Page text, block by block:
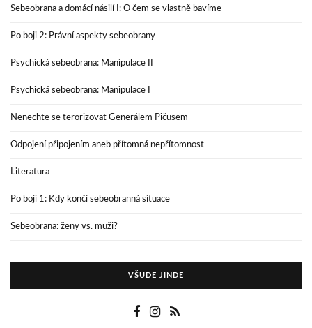
Sebeobrana a domácí násilí I: O čem se vlastně bavíme
Po boji 2: Právní aspekty sebeobrany
Psychická sebeobrana: Manipulace II
Psychická sebeobrana: Manipulace I
Nenechte se terorizovat Generálem Pičusem
Odpojení připojením aneb přítomná nepřítomnost
Literatura
Po boji 1: Kdy končí sebeobranná situace
Sebeobrana: ženy vs. muži?
VŠUDE JINDE